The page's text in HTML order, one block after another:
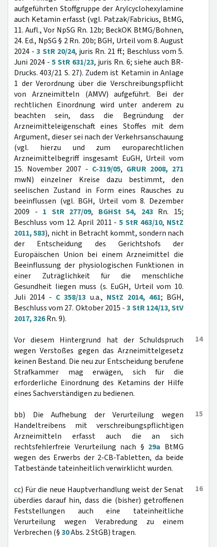
aufgeführten Stoffgruppe der Arylcyclohexylamine
auch Ketamin erfasst (vgl. Patzak/Fabricius, BtMG,
11. Aufl., Vor NpSG Rn. 12b; BeckOK BtMG/Bohnen,
24. Ed., NpSG § 2 Rn. 20b; BGH, Urteil vom 8. August
2024 -3 StR 20/24, juris Rn. 21 ff.; Beschluss vom 5.
Juni 2024 - 5 StR 631/23, juris Rn. 6; siehe auch BR-
Drucks. 403/21 S. 27). Zudem ist Ketamin in Anlage
1 der Verordnung über die Verschreibungspflicht
von Arzneimitteln (AMVV) aufgeführt. Bei der
rechtlichen Einordnung wird unter anderem zu
beachten sein, dass die Begründung der
Arzneimitteleigenschaft eines Stoffes mit dem
Argument, dieser sei nach der Verkehrsanschauung
(vgl. hierzu und zum europarechtlichen
Arzneimittelbegriff insgesamt EuGH, Urteil vom
15. November 2007 - C-319/05, GRUR 2008, 271
mwN) einzelner Kreise dazu bestimmt, den
seelischen Zustand in Form eines Rausches zu
beeinflussen (vgl. BGH, Urteil vom 8. Dezember
2009 - 1 StR 277/09, BGHSt 54, 243Rn. 15;
Beschluss vom 12. April 2011 -5 StR 463/10, NStZ
2011, 583), nicht in Betracht kommt, sondern nach
der Entscheidung des Gerichtshofs der
Europäischen Union bei einem Arzneimittel die
Beeinflussung der physiologischen Funktionen in
einer Zuträglichkeit für die menschliche
Gesundheit liegen muss (s. EuGH, Urteil vom 10.
Juli 2014 - C 358/13 u.a., NStZ 2014, 461; BGH,
Beschluss vom 27. Oktober 2015 -3 StR 124/13,StV
2017, 326Rn. 9).
14
Vor diesem Hintergrund hat der Schuldspruch
wegen Verstoßes gegen das Arzneimittelgesetz
keinen Bestand. Die neu zur Entscheidung berufene
Strafkammer mag erwägen, sich für die
erforderliche Einordnung des Ketamins der Hilfe
eines Sachverständigen zu bedienen.
15
bb) Die Aufhebung der Verurteilung wegen
Handeltreibens mit verschreibungspflichtigen
Arzneimitteln erfasst auch die an sich
rechtsfehlerfreie Verurteilung nach § 29a BtMG
wegen des Erwerbs der 2-CB-Tabletten, da beide
Tatbestände tateinheitlich verwirklicht wurden.
16
cc) Für die neue Hauptverhandlung weist der Senat
überdies darauf hin, dass die (bisher) getroffenen
Feststellungen auch eine tateinheitliche
Verurteilung wegen Verabredung zu einem
Verbrechen (§30Abs. 2 StGB) tragen.